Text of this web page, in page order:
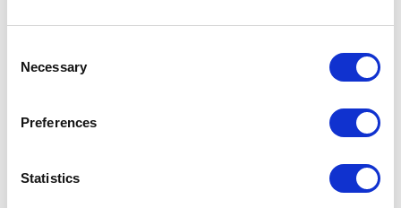
Necessary
Preferences
Statistics
「予約機能」と「ホテル配送サービス」もご利用いただける新機